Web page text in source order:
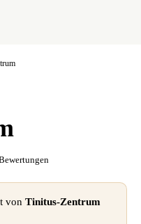
von Tinitus-Zentrum